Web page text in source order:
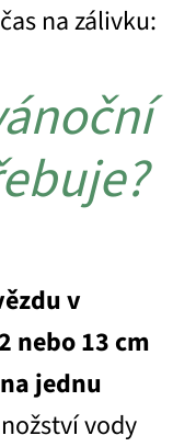
na zálivku:
v
nebo 13 cm
jednu
vody